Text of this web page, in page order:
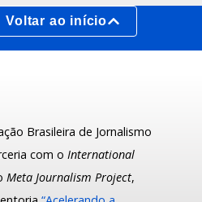
Voltar ao início
Brasileira de Jornalismo
com o International
Meta Journalism Project,